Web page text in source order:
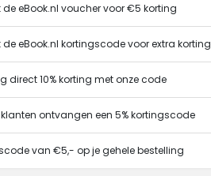
de eBook.nl voucher voor €5 korting
de eBook.nl kortingscode voor extra korting
direct 10% korting met onze code
klanten ontvangen een 5% kortingscode
van €5,- op je gehele bestelling